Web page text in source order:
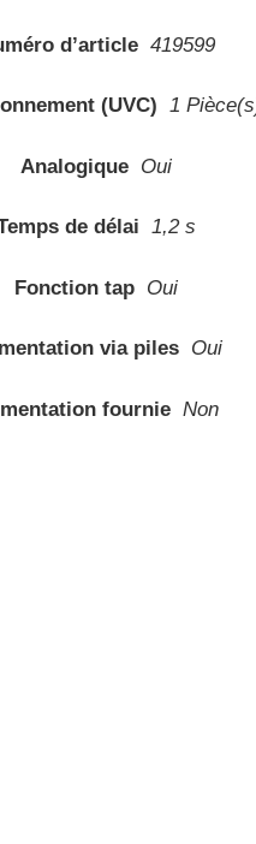
d’article 419599
(UVC) 1
Analogique Oui
de délai 1,2 s
Fonction tap Oui
via piles Oui
fournie Non